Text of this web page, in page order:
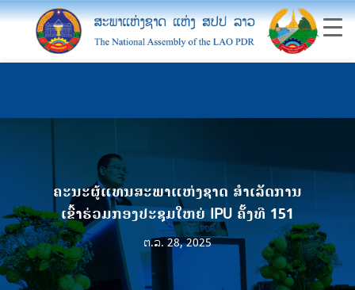
ຄະນະຜູ້ແທນສະພາແຫ່ງຊາດ ສຳເລັດການ
ເຂົ້າຮ່ວມກອງປະຊຸມໃຫຍ່ IPU ຄັ້ງທີ 151
ຕ.ລ. 28, 2025